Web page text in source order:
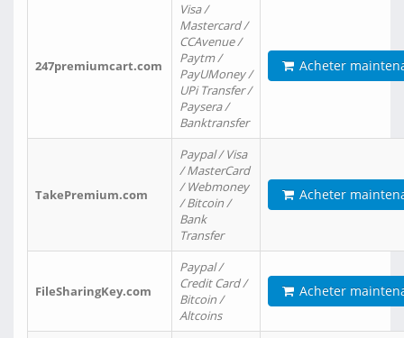
247premiumcart.com
Visa /
Mastercard /
CCAvenue /
Paytm /
PayUMoney /
UPi Transfer /
Paysera /
Banktransfer
Acheter
TakePremium.com
Paypal / Visa
/ MasterCard
/ Webmoney
/ Bitcoin /
Bank
Transfer
Acheter
FileSharingKey.com
Paypal /
Credit Card /
Bitcoin /
Altcoins
Acheter